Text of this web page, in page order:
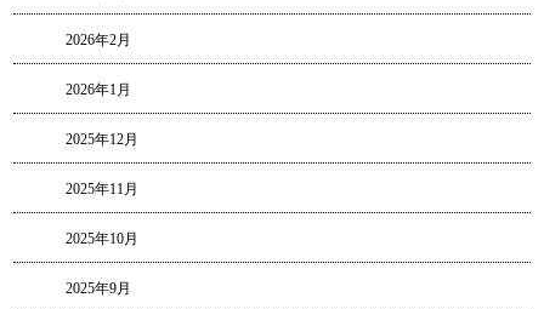
2026年2月
2026年1月
2025年12月
2025年11月
2025年10月
2025年9月